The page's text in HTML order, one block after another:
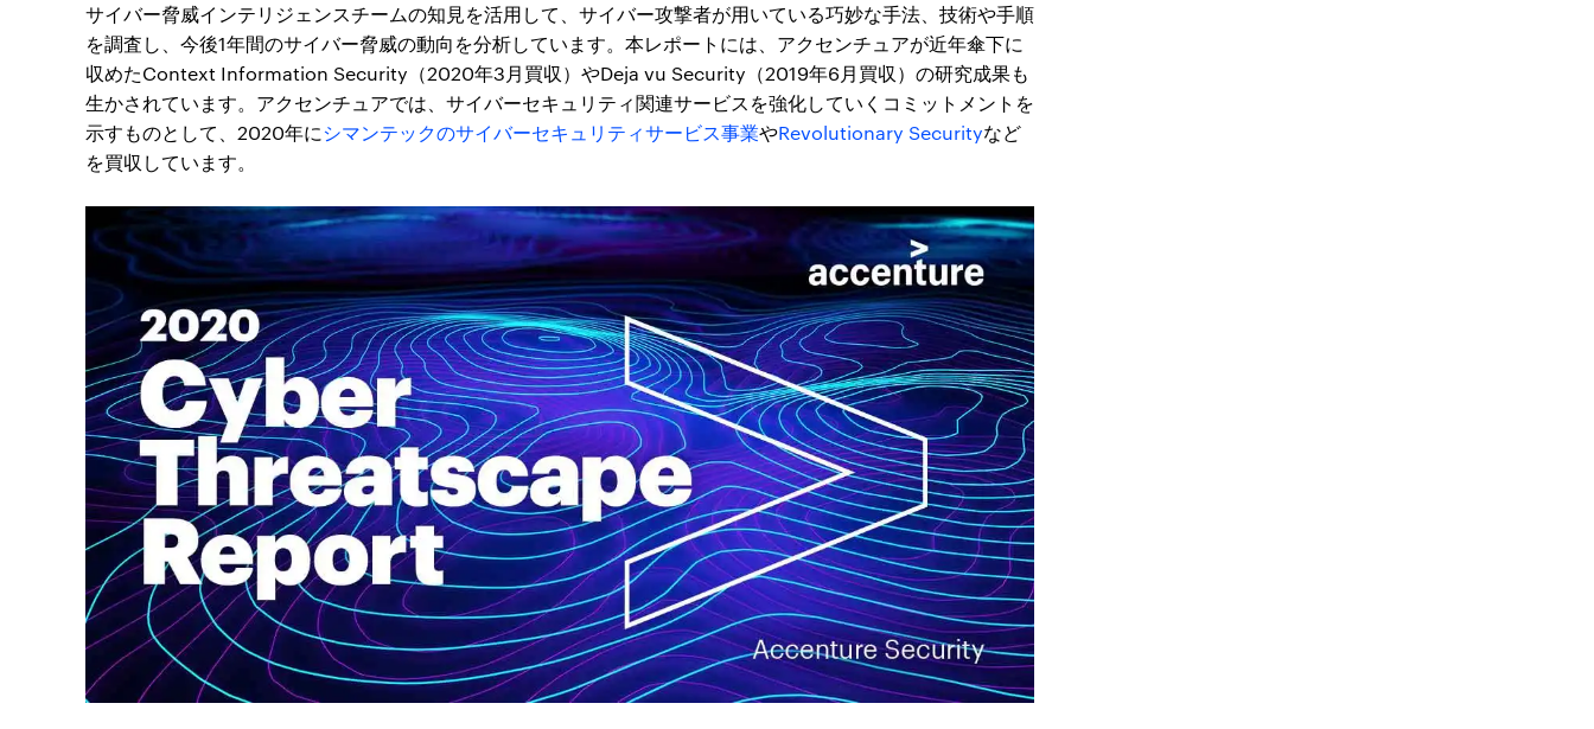
サイバー脅威インテリジェンスチームの知見を活用して、サイバー攻撃者が用いている巧妙な手法、技術や手順
を調査し、今後1年間のサイバー脅威の動向を分析しています。本レポートには、アクセンチュアが近年傘下に
収めたContext Information Security（2020年3月買収）やDeja vu Security（2019年6月買収）の研究成果も
生かされています。アクセンチュアでは、サイバーセキュリティ関連サービスを強化していくコミットメントを
示すものとして、2020年にシマンテックのサイバーセキュリティサービス事業やRevolutionary Securityなど
を買収しています。